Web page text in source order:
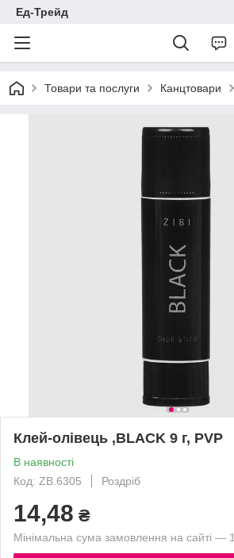
Ед-Трейд
Товари та послуги Канцтовари
Клей-олiвець ,BLACK 9 г, PVP
В наявності
Код: ZB.6305
Роздріб
14,48 ₴
Мінімальна сума замовлення на сайті —